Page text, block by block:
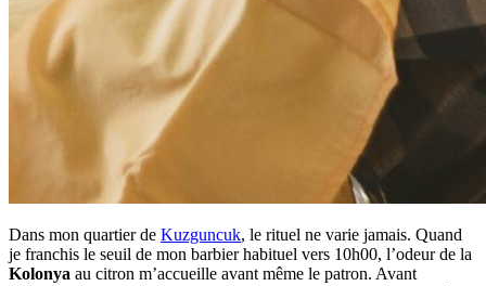
Dans mon quartier de Kuzguncuk, le rituel ne varie jamais. Quand
je franchis le seuil de mon barbier habituel vers 10h00, l’odeur de la
Kolonya au citron m’accueille avant même le patron. Avant